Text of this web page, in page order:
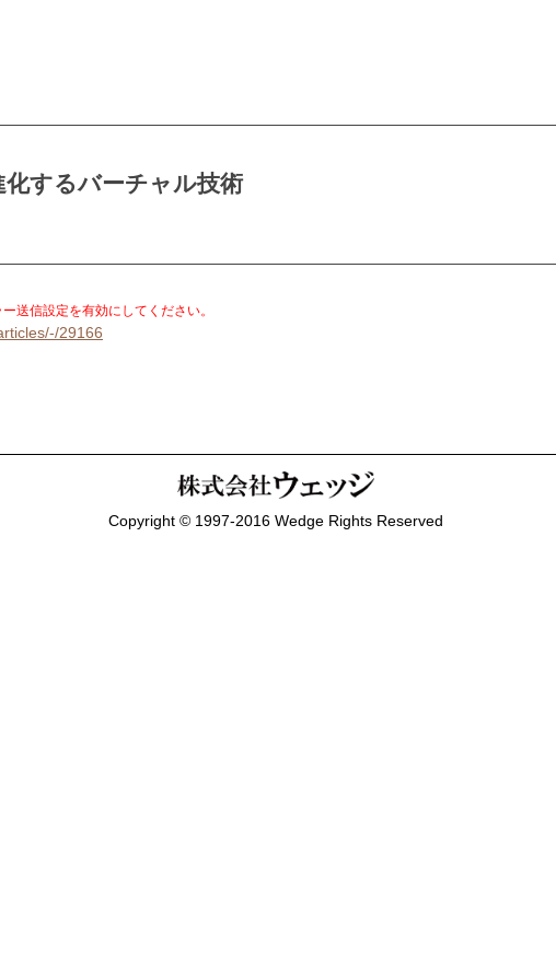
するバーチャル技術
送信設定を有効にしてください。
29166
Copyright © 1997-2016 Wedge Rights Reserved